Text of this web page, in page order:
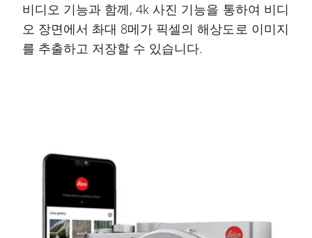
비디오 기능과 함께, 4k 사진 기능을 통하여 비디
오 장면에서 촤대 8메가 픽셀의 해상도로 이미지
를 추출하고 저장할 수 있습니다.